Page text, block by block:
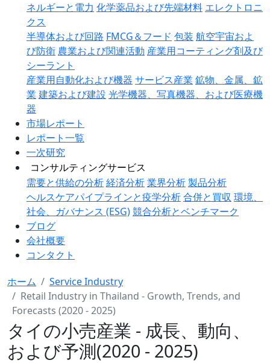
ネルギーと電力 化学薬品および先端材料 エレクトロニ
クス
半導体および回路 FMCG＆フード 包装 航空宇宙およ
び防衛 農業および関連活動 産業用コーティング剤及び
シーラント
産業用自動化および機器 サービス産業 鉱物、金属、鉱
業 建築および建設 光学機器、写真機器、および医療機
器
市場レポート
レポート一覧
一次研究
コンサルティングサービス
需要と供給の分析経済分析業界分析製品分析
ヘルスケアパイプラインと疫学分析合併と買収 環境、
社会、ガバナンス (ESG)競合分析とベンチマーク
ブログ
会社概要
コンタクト
ホーム
Service Industry
Retail Industry in Thailand - Growth, Trends, and
Forecasts (2020 - 2025)
タイの小売産業 - 成長、動向、
および予測(2020 - 2025)